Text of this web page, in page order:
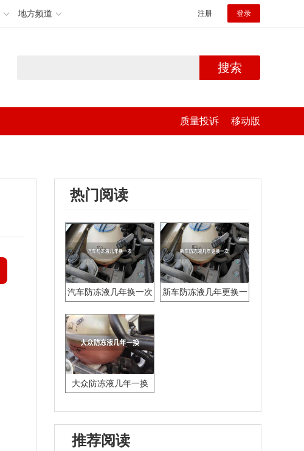
地方频道 注册 登录
搜索
质量投诉 移动版
热门阅读
汽车防冻液几年换一次
新车防冻液几年更换一
大众防冻液几年一换
推荐阅读